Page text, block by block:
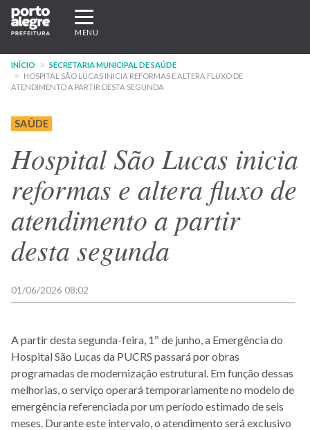
Pular
para
conteúdo
principal
Expandir/recolher
navegação
MENU
INÍCIO
SECRETARIA MUNICIPAL DE SAÚDE
HOSPITAL SÃO LUCAS INICIA REFORMAS E ALTERA FLUXO DE
ATENDIMENTO A PARTIR DESTA SEGUNDA
SAÚDE
Hospital São Lucas inicia
reformas e altera fluxo de
atendimento a partir
desta segunda
01/06/2026 08:02
A partir desta segunda-feira, 1º de junho, a Emergência do
Hospital São Lucas da PUCRS passará por obras
programadas de modernização estrutural. Em função dessas
melhorias, o serviço operará temporariamente no modelo de
emergência referenciada por um período estimado de seis
meses. Durante este intervalo, o atendimento será exclusivo